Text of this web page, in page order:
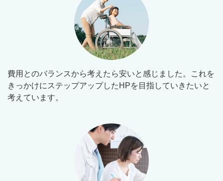
費用とのバランスから考えたら安いと感じました。これを
きっかけにステップアップしたHPを目指していきたいと
考えています。